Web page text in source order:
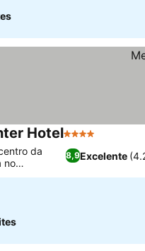
Hotel4 Estrelas
8,9Excelente
da
no